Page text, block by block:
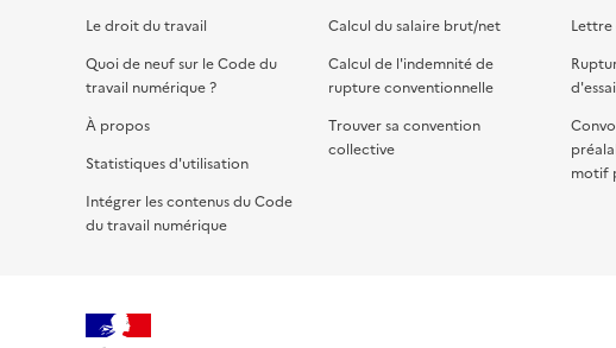
Le droit du travail
Quoi de neuf sur le Code du
travail numérique ?
À propos
Statistiques d'utilisation
Intégrer les contenus du Code
du travail numérique
Calcul du salaire brut/net
Calcul de l'indemnité de
rupture conventionnelle
Trouver sa convention
collective
Lettre
motif